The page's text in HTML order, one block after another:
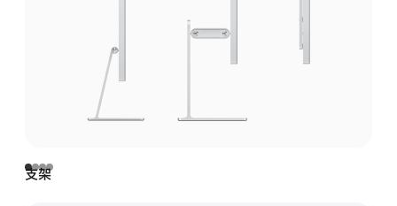
支架